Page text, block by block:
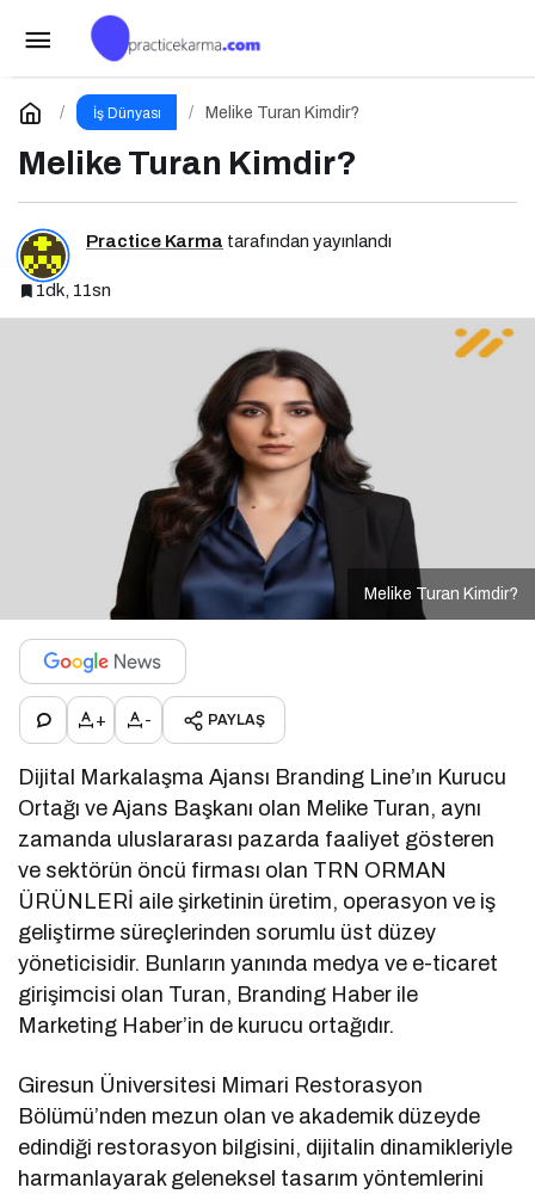
İş Dünyası Melike Turan Kimdir?
Melike Turan Kimdir?
Practice Karma tarafından yayınlandı
1dk, 11sn
Melike Turan Kimdir?
+ - PAYLAŞ
Dijital Markalaşma Ajansı Branding Line’ın Kurucu
Ortağı ve Ajans Başkanı olan Melike Turan, aynı
zamanda uluslararası pazarda faaliyet gösteren
ve sektörün öncü firması olan TRN ORMAN
ÜRÜNLERİ aile şirketinin üretim, operasyon ve iş
geliştirme süreçlerinden sorumlu üst düzey
yöneticisidir. Bunların yanında medya ve e-ticaret
girişimcisi olan Turan, Branding Haber ile
Marketing Haber’in de kurucu ortağıdır.
Giresun Üniversitesi Mimari Restorasyon
Bölümü’nden mezun olan ve akademik düzeyde
edindiği restorasyon bilgisini, dijitalin dinamikleriyle
harmanlayarak geleneksel tasarım yöntemlerini
İnşaat ve Mimari Tasarımda Yeni Standartlar
Belirliyor
Yorum Yap